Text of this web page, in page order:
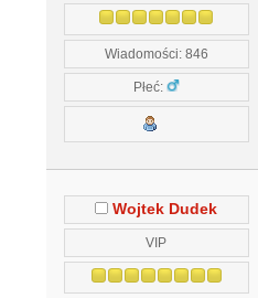
Wiadomości: 846
Płeć:
Wojtek Dudek
VIP